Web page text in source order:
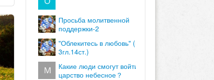
просьба молитвенной
поддержки-2
"облекитесь в любовь" (кол.
3гл.14ст.)
какие люди смогут войти в
царство небесное？